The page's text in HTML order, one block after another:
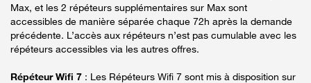
Max, et les 2 répéteurs supplémentaires sur Max sont
accessibles de manière séparée chaque 72h après la demande
précédente. L’accès aux répéteurs n’est pas cumulable avec les
répéteurs accessibles via les autres offres.
Répéteur Wifi 7 : Les Répéteurs Wifi 7 sont mis à disposition sur